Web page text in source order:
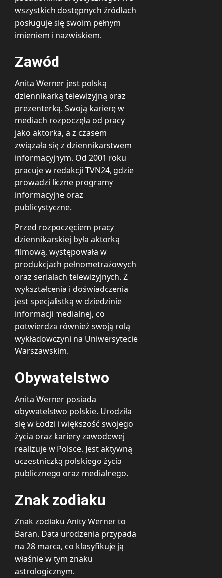
wszystkich dostępnych źródłach
posługuje się swoim pełnym
imieniem i nazwiskiem.
Zawód
Anita Werner jest polską
dziennikarką telewizyjną oraz
prezenterką. Swoją karierę w
mediach rozpoczęła od pracy
jako aktorka, a z czasem
związała się z dziennikarstwem
informacyjnym. Od 2001 roku
pracuje w redakcji TVN24, gdzie
prowadzi liczne programy
informacyjne oraz
publicystyczne.
Przed rozpoczęciem pracy
dziennikarskiej była aktorką
filmową, występowała w
produkcjach pełnometrażowych
oraz serialach telewizyjnych. Z
wykształcenia i doświadczenia
jest specjalistką w dziedzinie
informacji medialnej, co
potwierdza również swoją rolą
wykładowczyni na Uniwersytecie
Warszawskim.
Obywatelstwo
Anita Werner posiada
obywatelstwo polskie. Urodziła
się w Łodzi i większość swojego
życia oraz kariery zawodowej
realizuje w Polsce. Jest aktywną
uczestniczką polskiego życia
publicznego oraz medialnego.
Znak zodiaku
Znak zodiaku Anity Werner to
Baran. Data urodzenia przypada
na 28 marca, co klasyfikuje ją
właśnie w tym znaku
astrologicznym.